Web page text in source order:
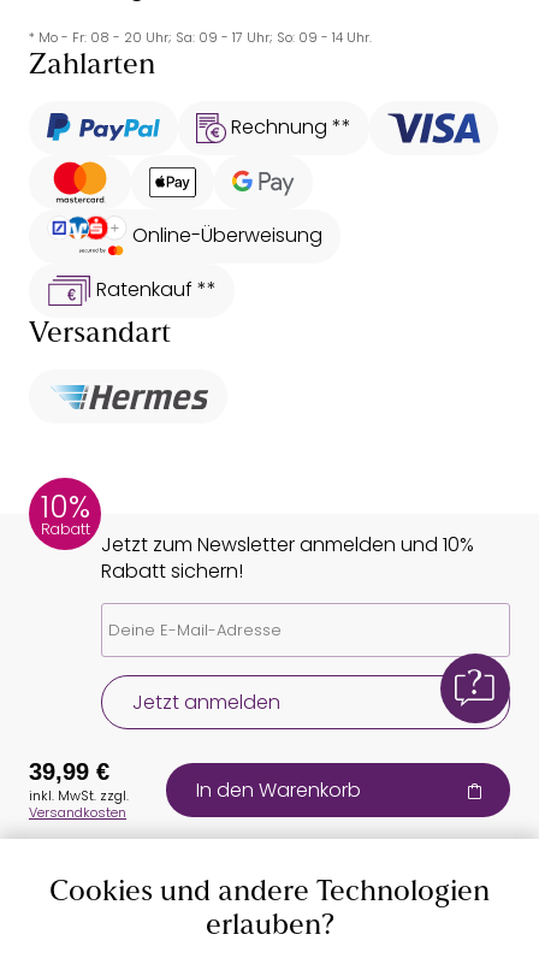
* Mo - Fr: 08 - 20 Uhr; Sa: 09 - 17 Uhr; So: 09 - 14 Uhr.
Zahlarten
Rechnung **
Online-Überweisung
Ratenkauf **
Versandart
10%
Rabatt
Jetzt zum Newsletter anmelden und 10%
Rabatt sichern!
Jetzt anmelden
Auszeichnungen
39,99 €
inkl. MwSt. zzgl.
Versandkosten
In den Warenkorb
Cookies und andere Technologien
erlauben?